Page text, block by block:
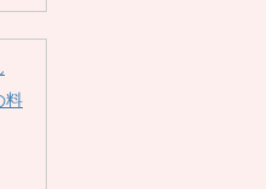
料